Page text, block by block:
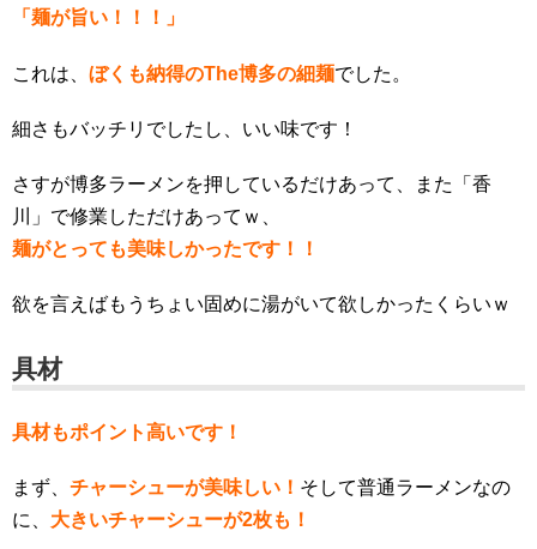
「麺が旨い！！！」
これは、 ぼくも納得のThe博多の細麺でした。
細さもバッチリでしたし、いい味です！
さすが博多ラーメンを押しているだけあって、また「香
川」で修業しただけあってｗ、
麺がとっても美味しかったです！！
欲を言えばもうちょい固めに湯がいて欲しかったくらいｗ
具材
具材もポイント高いです！
まず、 チャーシューが美味しい！ そして普通ラーメンなの
に、 大きいチャーシューが2枚も！